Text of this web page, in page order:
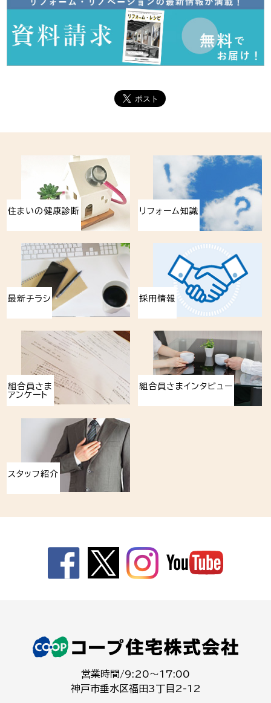
住まいの健康診断 リフォーム知識
最新チラシ 採用情報
組合員さま
アンケート
組合員さまインタビュー
スタッフ紹介
営業時間/9:20～17:00
神戸市垂水区福田3丁目2-12